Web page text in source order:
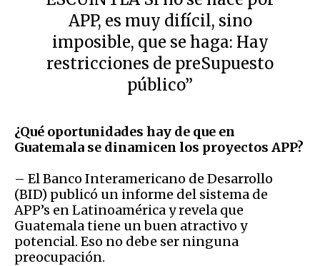
APP, es muy difícil, sino
imposible, que se haga: Hay
restricciones de preSupuesto
público”
¿Qué oportunidades hay de que en
Guatemala se dinamicen los proyectos APP?
– El Banco Interamericano de Desarrollo
(BID) publicó un informe del sistema de
APP’s en Latinoamérica y revela que
Guatemala tiene un buen atractivo y
potencial. Eso no debe ser ninguna
preocupación.